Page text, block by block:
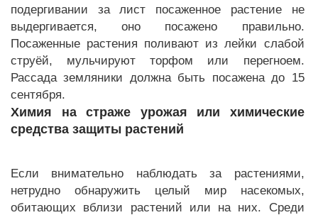
подергивании за лист посаженное растение не
выдергивается, оно посажено правильно.
Посаженные растения поливают из лейки слабой
струёй, мульчируют торфом или перегноем.
Рассада земляники должна быть посажена до 15
сентября.
Химия на страже урожая или химические
средства защиты растений
Если внимательно наблюдать за растениями,
нетрудно обнаружить целый мир насекомых,
обитающих вблизи растений или на них. Среди